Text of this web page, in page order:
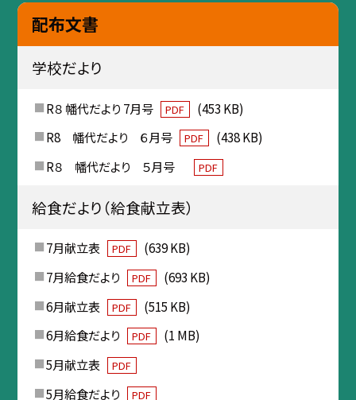
配布文書
学校だより
R８ 幡代だより 7月号 PDF
(453 KB)
R8 幡代だより ６月号
PDF
(438 KB)
R８ 幡代だより ５月号
PDF
給食だより（給食献立表）
7月献立表 PDF
(639 KB)
7月給食だより
PDF
(693 KB)
6月献立表
PDF
(515 KB)
6月給食だより
PDF
(1 MB)
5月献立表
PDF
5月給食だより PDF